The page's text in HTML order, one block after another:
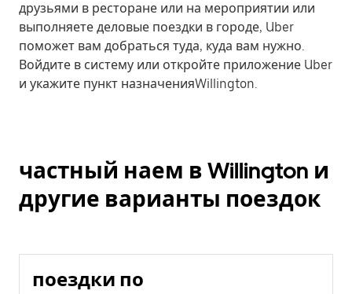
друзьями в ресторане или на мероприятии или
выполняете деловые поездки в городе, Uber
поможет вам добраться туда, куда вам нужно.
Войдите в систему или откройте приложение Uber
и укажите пункт назначенияWillington.
частный наем в Willington и
другие варианты поездок
поездки по